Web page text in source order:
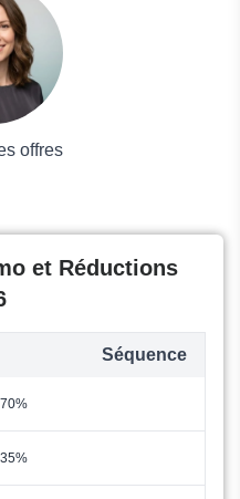
offres
et Réductions
Séquence